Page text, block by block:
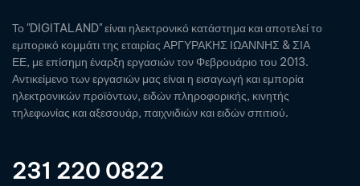
Το "DIGITALAND" είναι ηλεκτρονικό κατάστημα και αποτελεί το
εμπορικό κομμάτι της εταιρίας ΑΡΓΥΡΑΚΗΣ ΙΩΑΝΝΗΣ & ΣΙΑ
ΕΕ, με επίσημη έναρξη εργασιών τον Φεβρουάριο του 2013.
Αντικείμενο των εργασιών μας είναι η εισαγωγή και εμπορία
ηλεκτρονικών προϊόντων, ειδών πληροφορικής, κινητής
τηλεφωνίας και αξεσουάρ, παιχνιδιών και ειδών σπιτιού.
231 220 0822